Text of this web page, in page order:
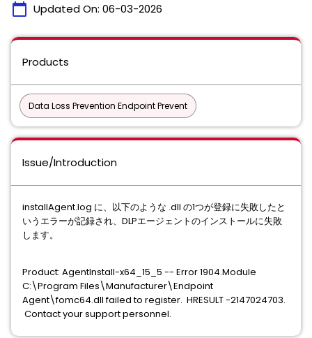
calendar_today Updated On: 06-03-2026
Products
Data Loss Prevention Endpoint Prevent
Issue/Introduction
installAgent.log に、以下のような .dll の1つが登録に失敗したと
いうエラーが記録され、DLPエージェントのインストールに失敗
します。
Product: AgentInstall-x64_15_5 -- Error 1904.Module
C:\Program Files\Manufacturer\Endpoint
Agent\fomc64.dll failed to register. HRESULT -2147024703.
Contact your support personnel.